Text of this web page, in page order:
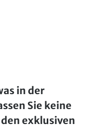
in der
Sie keine
exklusiven